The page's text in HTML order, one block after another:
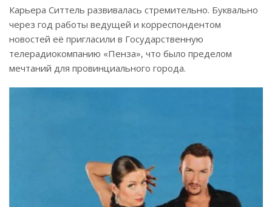
Карьера Ситтель развивалась стремительно. Буквально
через год работы ведущей и корреспондентом
новостей её пригласили в Государственную
телерадиокомпанию «Пенза», что было пределом
мечтаний для провинциального города.